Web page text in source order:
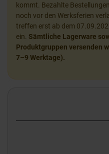
kommt. Bezahlte
noch vor den Werksferien
treffen erst ab dem
ein. Sämtliche Lagerware
Produktgruppen versenden
7–9 Werktage).